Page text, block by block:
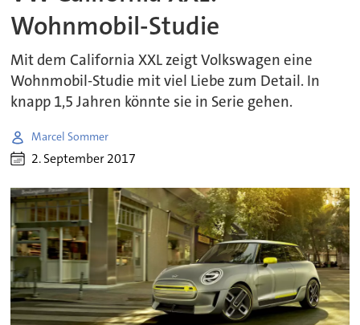
Wohnmobil-Studie
Mit dem California XXL zeigt Volkswagen eine
Wohnmobil-Studie mit viel Liebe zum Detail. In
knapp 1,5 Jahren könnte sie in Serie gehen.
Marcel Sommer
2. September 2017